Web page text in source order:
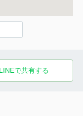
LINEで共有する